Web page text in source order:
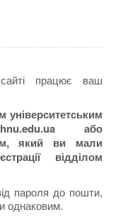
працює ваш
університетським
або
який ви мали
відділом
пароля до пошти,
однаковим.